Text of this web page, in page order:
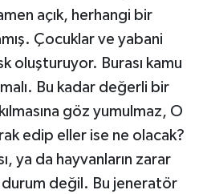
açık, herhangi bir
Çocuklar ve yabani
oluşturuyor. Burası kamu
Bu kadar değerli bir
göz yumulmaz, O
edip eller ise ne olacak?
ya da hayvanların zarar
değil. Bu jeneratör